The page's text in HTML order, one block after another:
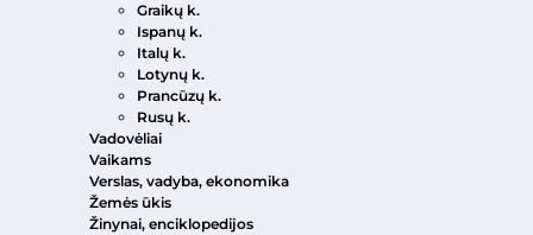
Graikų k.
Ispanų k.
Italų k.
Lotynų k.
Prancūzų k.
Rusų k.
Vadovėliai
Vaikams
Verslas, vadyba, ekonomika
Žemės ūkis
Žinynai, enciklopedijos